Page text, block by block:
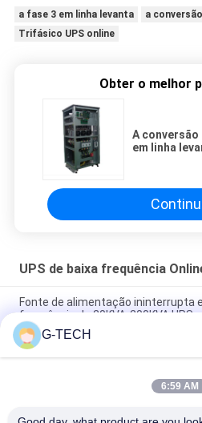
a fase 3 em linha levanta
a
Trifásico UPS online
Obter o melhor
A conversão
em linha
UPS de baixa frequência
Fonte de alimentação ininterrupta
frequência de 20KVA-200KVA UPS
Três fases UPS em linha de baixa
microplaqueta eficiente alta de
Em linha trifásico de baixa
G-TECH
6:59 AM